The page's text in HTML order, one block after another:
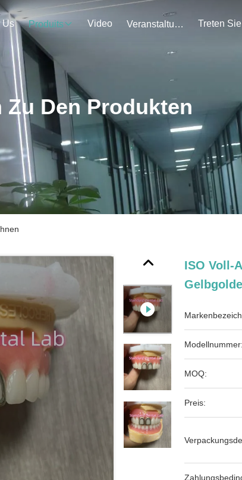
Us Produits Video Veranstaltungen
Zu Den Produkten
ISO Voll-
Modellnummer:
MOQ:
Preis: